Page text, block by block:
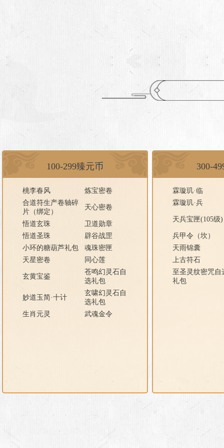
100-299臻元币
桃李春风
炼宝密卷
合道符生产卷轴碎
片（绑定）
天心密卷
悟道玄珠
卫道勋章
悟道圣珠
辟谷战罡
小环的糖葫芦礼包
魂珠密匣
天星密卷
同心莲
玄黄宝鉴
苍鸣幻灵石自
选礼包
妙道玉简·十计
玄啸幻灵石自
选礼包
生肖元灵
武魂金令
300-
霖璇玑·临
霖璇玑·兵
天兵宝匣(105级)
兵甲令（坎）
天雨锦囊
上古符石
至圣灵纹密咒自
礼包